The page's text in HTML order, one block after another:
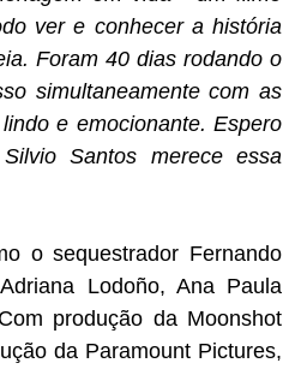
ver e conhecer a história
Foram 40 dias rodando o
simultaneamente com as
e emocionante. Espero
Santos merece essa
o sequestrador Fernando
Lodoño, Ana Paula
produção da Moonshot
da Paramount Pictures,